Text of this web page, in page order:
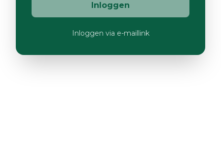
Inloggen
Inloggen via e-maillink